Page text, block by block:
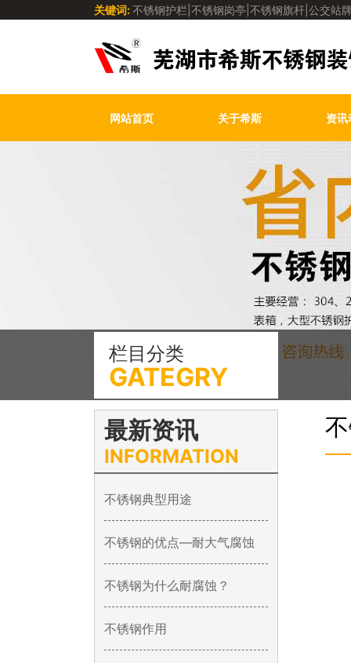
网站首页 关于希斯 资讯
关键词:不锈钢护栏|不锈钢岗亭|不锈钢旗杆|公交站
栏目分类
GATEGRY
不锈钢典型用途
不锈钢的优点—耐大气腐蚀
不锈钢为什么耐腐蚀？
不锈钢作用
最新资讯
INFORMATION